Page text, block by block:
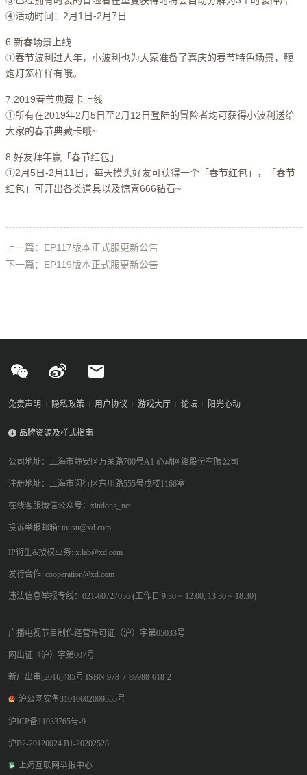
④活动时间：2月1日-2月7日
6.新春场景上线
①春节波利过大年，小波利也为大家准备了喜庆的春节特色场景，鞭
炮灯笼样样有哦。
7.2019春节典藏卡上线
①所有在2019年2月5日至2月12日登陆的冒险者均可获得小波利送给
大家的春节典藏卡哦~
8.好友拜年赢「春节红包」
①2月5日-2月11日，每天摸头好友可获得一个「春节红包」，「春节
红包」可开出各类道具以及惊喜666钻石~
上一篇：EP117版本正式服更新公告
下一篇：EP119版本正式服更新公告
免责声明 隐私政策 用户协议 游戏大厅 论坛 阳光心动
品牌资源及样式指南
公司地址：上海市静安区万荣路700号A1 心动网络股份有限公司
注册地址：上海市闵行区东川路555号戊楼1166室
在线客服微信公众号：xindong_net
投诉举报邮箱: tousu@xd.com
IP衍生&授权业务: x.lab@xd.com
发行合作: cooperation@xd.com
违法信息举报专线：021-60727056 (工作日 9:30 ~ 12:00, 13:30 ~ 18:30)
广播电视节目制作经营许可证（沪）字第05033号
网出证（沪）字第007号
新广出审[2016]485号 ISBN 978-7-89988-618-2
沪公网安备31010602009555号
沪ICP备11033765号-9
沪B2-20120024 B1-20202528
上海互联网举报中心